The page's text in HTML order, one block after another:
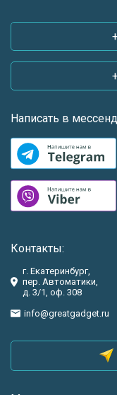
Написать в
Контакты:
г. Екатеринбург,
пер. Автоматики,
д. 3/1, оф. 308
info@greatgadget.ru